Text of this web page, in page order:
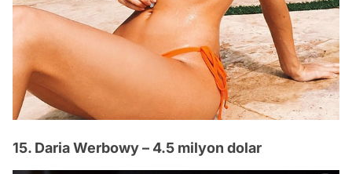
15. Daria Werbowy – 4.5 milyon dolar